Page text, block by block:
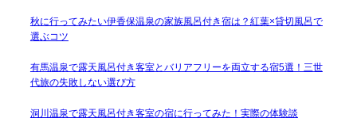
秋に行ってみたい伊香保温泉の家族風呂付き宿は？紅葉×貸切風呂で
選ぶコツ
有馬温泉で露天風呂付き客室とバリアフリーを両立する宿5選！三世
代旅の失敗しない選び方
洞川温泉で露天風呂付き客室の宿に行ってみた！実際の体験談